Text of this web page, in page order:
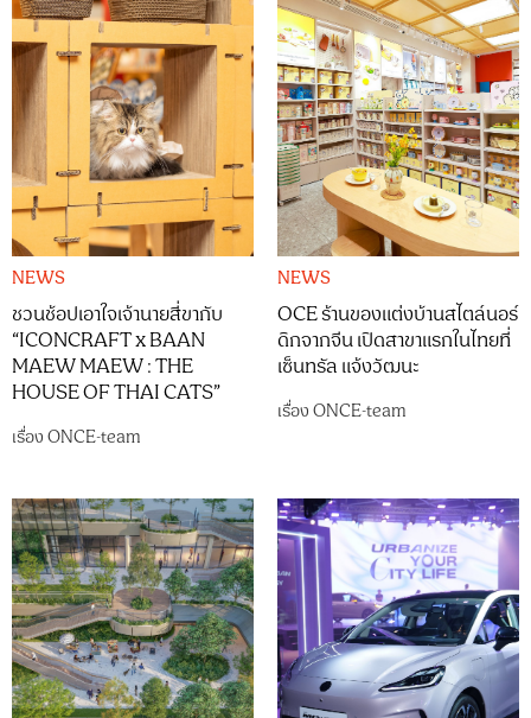
NEWS
ชวนช้อปเอาใจเจ้านายสี่ขากับ
“ICONCRAFT x BAAN
MAEW MAEW : THE
HOUSE OF THAI CATS”
เรื่องONCE-team
NEWS
OCE ร้านของแต่งบ้านสไตล์นอร์
ดิกจากจีน เปิดสาขาแรกในไทยที่
เซ็นทรัล แจ้งวัฒนะ
เรื่องONCE-team